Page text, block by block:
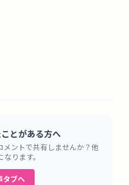
とがある方へ
メントで共有しませんか？他
ります。
タブへ